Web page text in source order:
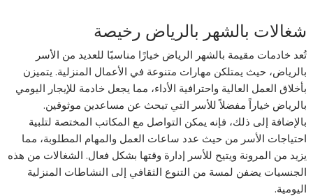
شغالات بالشهر بالرياض رخيصة
تُعد خادمات مقيمة بالشهر الرياض خيارًا مناسبًا للعديد من الأسر
بالرياض، حيث يمتلكن مهارات متنوعة في الأعمال المنزلية. يتميزن
بأخلاق العمل العالية واحترافية الأداء، مما يجعل خادمة للإيجار اليومي
بالرياض خياراً مفضلاً للأسر التي تبحث عن مساعدين موثوقين.
بالإضافة إلى ذلك، فإنه يمكن التواصل مع المكاتب المختصة لتلبية
احتياجات الأسر من حيث عدد ساعات العمل والمهام المطلوبة، مما
يزيد من المرونة ويتيح للأسر إدارة وقتها بشكل فعال. الشغالات من هذه
الجنسيات يضفن لمسة من التنوع الثقافي إلى النشاطات المنزلية
اليومية.